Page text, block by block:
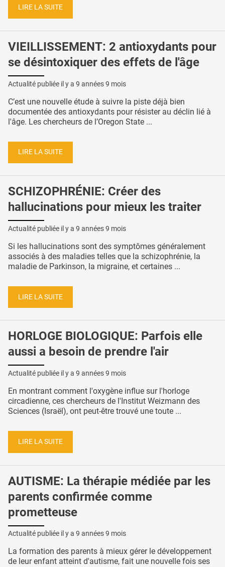
LIRE LA SUITE
VIEILLISSEMENT: 2 antioxydants pour
se désintoxiquer des effets de l'âge
Actualité publiée il y a 9 années 9 mois
C’est une nouvelle étude à suivre la piste déjà bien
documentée des antioxydants pour résister au déclin lié à
l'âge. Les chercheurs de l’Oregon State ...
LIRE LA SUITE
SCHIZOPHRÉNIE: Créer des
hallucinations pour mieux les traiter
Actualité publiée il y a 9 années 9 mois
Si les hallucinations sont des symptômes généralement
associés à des maladies telles que la schizophrénie, la
maladie de Parkinson, la migraine, et certaines ...
LIRE LA SUITE
HORLOGE BIOLOGIQUE: Parfois elle
aussi a besoin de prendre l'air
Actualité publiée il y a 9 années 9 mois
En montrant comment l'oxygène influe sur l'horloge
circadienne, ces chercheurs de l'Institut Weizmann des
Sciences (Israël), ont peut-être trouvé une toute ...
LIRE LA SUITE
AUTISME: La thérapie médiée par les
parents confirmée comme
prometteuse
Actualité publiée il y a 9 années 9 mois
La formation des parents à mieux gérer le développement
de leur enfant atteint d'autisme, fait une nouvelle fois ses